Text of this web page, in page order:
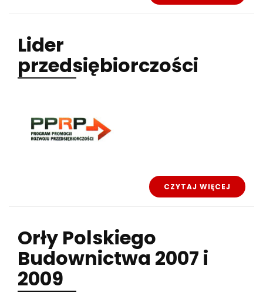
Lider
przedsiębiorczości
CZYTAJ WIĘCEJ
Orły Polskiego
Budownictwa 2007 i
2009